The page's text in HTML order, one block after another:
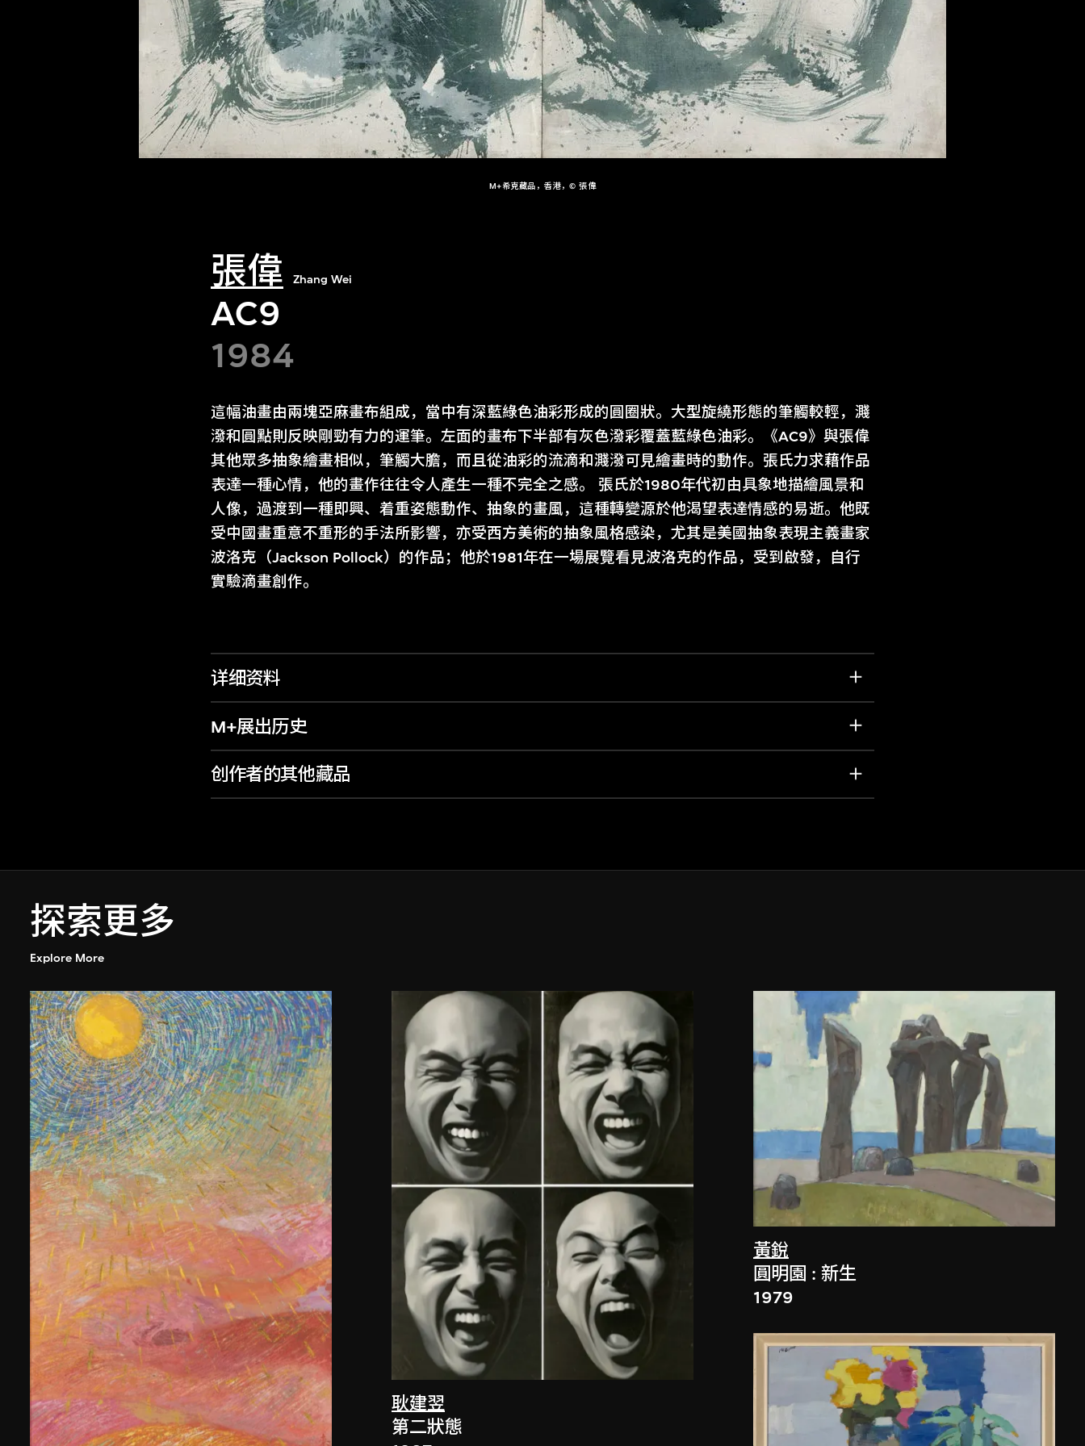
M+希克藏品，香港，© 張偉
張偉 Zhang Wei
AC9
1984
這幅油畫由兩塊亞麻畫布組成，當中有深藍綠色油彩形成的圓圈狀。大型旋繞形態的筆觸較輕，濺
潑和圓點則反映剛勁有力的運筆。左面的畫布下半部有灰色潑彩覆蓋藍綠色油彩。《AC9》與張偉
其他眾多抽象繪畫相似，筆觸大膽，而且從油彩的流滴和濺潑可見繪畫時的動作。張氏力求藉作品
表達一種心情，他的畫作往往令人產生一種不完全之感。 張氏於1980年代初由具象地描繪風景和
人像，過渡到一種即興、着重姿態動作、抽象的畫風，這種轉變源於他渴望表達情感的易逝。他既
受中國畫重意不重形的手法所影響，亦受西方美術的抽象風格感染，尤其是美國抽象表現主義畫家
波洛克（Jackson Pollock）的作品；他於1981年在一場展覽看見波洛克的作品，受到啟發，自行
實驗滴畫創作。
详细资料
M+展出历史
创作者的其他藏品
探索更多
Explore More
耿建翌
第二狀態
黃銳
圓明園 : 新生
1979